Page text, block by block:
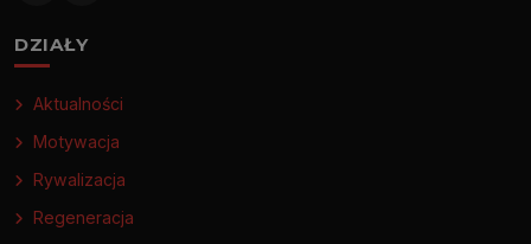
DZIAŁY
Aktualności
Motywacja
Rywalizacja
Regeneracja